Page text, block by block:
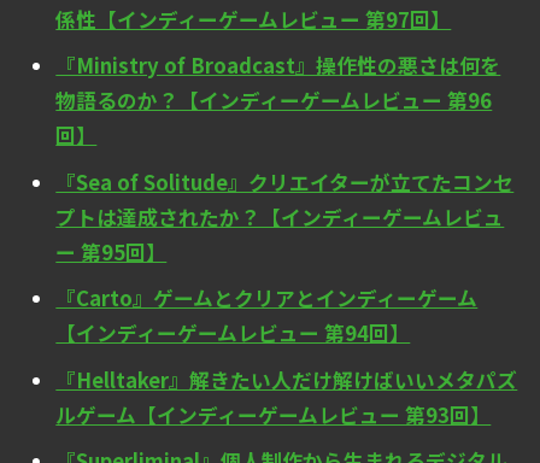
係性【インディーゲームレビュー 第97回】
『Ministry of Broadcast』操作性の悪さは何を
物語るのか？【インディーゲームレビュー 第96
回】
『Sea of Solitude』クリエイターが立てたコンセ
プトは達成されたか？【インディーゲームレビュ
ー 第95回】
『Carto』ゲームとクリアとインディーゲーム
【インディーゲームレビュー 第94回】
『Helltaker』解きたい人だけ解けばいいメタパズ
ルゲーム【インディーゲームレビュー 第93回】